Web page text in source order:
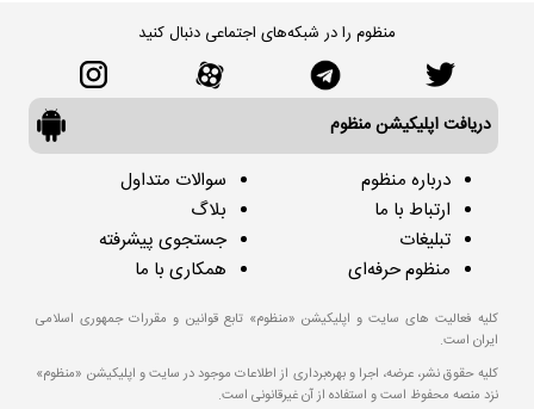
منظوم را در شبکه‌های اجتماعی دنبال کنید
دریافت اپلیکیشن منظوم
درباره منظوم
ارتباط با ما
تبلیغات
منظوم حرفه‌ای
سوالات متداول
بلاگ
جستجوی پیشرفته
همکاری با ما
کلیه فعالیت های سایت و اپلیکیشن «منظوم» تابع قوانین و مقررات جمهوری اسلامی
ایران است.
کلیه حقوق نشر، عرضه، اجرا و بهره‌برداری از اطلاعات موجود در سایت و اپلیکیشن «منظوم»
نزد منصه محفوظ است و استفاده از آن غیرقانونی است.